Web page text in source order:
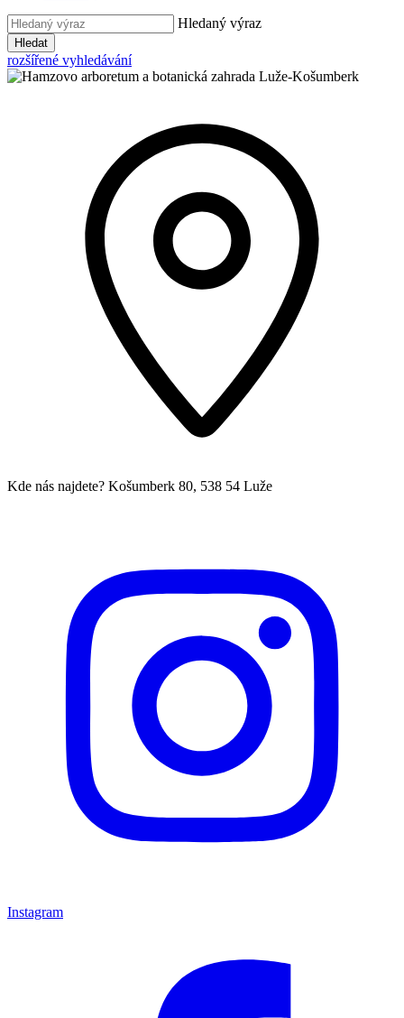
Hledaný výraz
Hledat
rozšířené vyhledávání
Kde nás najdete? Košumberk 80, 538 54 Luže
Instagram